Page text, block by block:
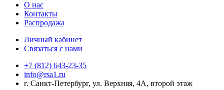
О нас
Контакты
Распродажа
Личный кабинет
Связаться с нами
+7 (812) 643-23-35
info@rsa1.ru
г. Санкт-Петербург, ул. Верхняя, 4А, второй этаж